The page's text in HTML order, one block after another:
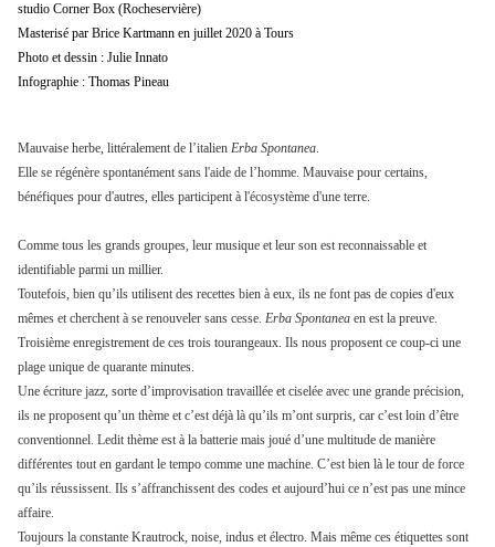
studio Corner Box (Rocheservière)
Masterisé par Brice Kartmann en juillet 2020 à Tours
Photo et dessin : Julie Innato
Infographie : Thomas Pineau
Mauvaise herbe, littéralement de l’italien Erba Spontanea.
Elle se régénère spontanément sans l'aide de l’homme. Mauvaise pour certains,
bénéfiques pour d'autres, elles participent à l'écosystème d'une terre.
Comme tous les grands groupes, leur musique et leur son est reconnaissable et
identifiable parmi un millier.
Toutefois, bien qu’ils utilisent des recettes bien à eux, ils ne font pas de copies d'eux
mêmes et cherchent à se renouveler sans cesse. Erba Spontanea en est la preuve.
Troisième enregistrement de ces trois tourangeaux. Ils nous proposent ce coup-ci une
plage unique de quarante minutes.
Une écriture jazz, sorte d’improvisation travaillée et ciselée avec une grande précision,
ils ne proposent qu’un thème et c’est déjà là qu’ils m’ont surpris, car c’est loin d’être
conventionnel. Ledit thème est à la batterie mais joué d’une multitude de manière
différentes tout en gardant le tempo comme une machine. C’est bien là le tour de force
qu’ils réussissent. Ils s’affranchissent des codes et aujourd’hui ce n’est pas une mince
affaire.
Toujours la constante Krautrock, noise, indus et électro. Mais même ces étiquettes sont